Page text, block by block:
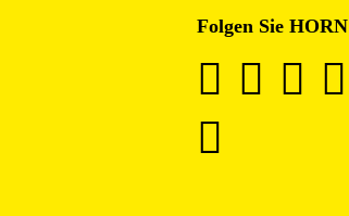
Folgen Sie HORN